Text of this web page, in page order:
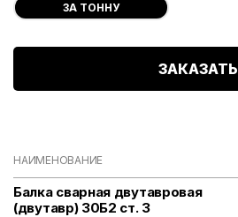
ЗА ТОННУ
ЗАКАЗАТЬ
НАИМЕНОВАНИЕ
Балка сварная двутавровая
(двутавр) 30Б2 ст. 3